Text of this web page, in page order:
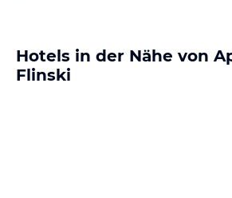
Hotels in der Nähe von
Flinski